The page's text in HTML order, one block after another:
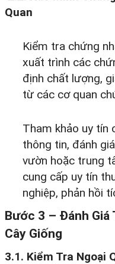
Quan
Kiểm tra chứng
xuất trình các
định chất lượng,
từ các cơ quan
Tham khảo uy tín
thông tin, đánh
vườn hoặc trung
cung cấp uy tín
nghiệp, phản hồi
Bước 3 – Đánh Giá
Cây Giống
3.1. Kiểm Tra Ngoại